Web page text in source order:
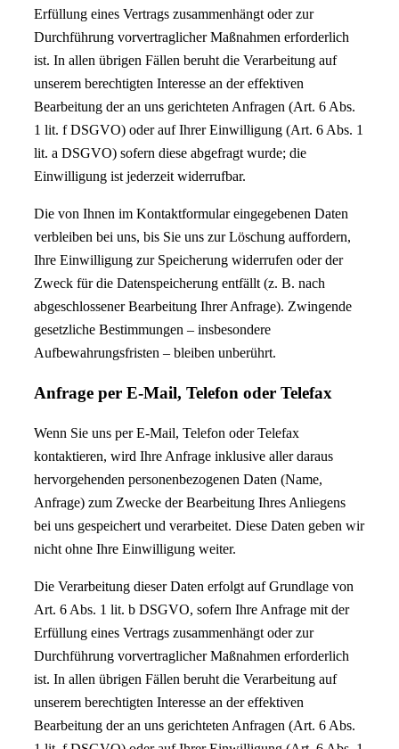
Erfüllung eines Vertrags zusammenhängt oder zur
Durchführung vorvertraglicher Maßnahmen erforderlich
ist. In allen übrigen Fällen beruht die Verarbeitung auf
unserem berechtigten Interesse an der effektiven
Bearbeitung der an uns gerichteten Anfragen (Art. 6 Abs.
1 lit. f DSGVO) oder auf Ihrer Einwilligung (Art. 6 Abs. 1
lit. a DSGVO) sofern diese abgefragt wurde; die
Einwilligung ist jederzeit widerrufbar.
Die von Ihnen im Kontaktformular eingegebenen Daten
verbleiben bei uns, bis Sie uns zur Löschung auffordern,
Ihre Einwilligung zur Speicherung widerrufen oder der
Zweck für die Datenspeicherung entfällt (z. B. nach
abgeschlossener Bearbeitung Ihrer Anfrage). Zwingende
gesetzliche Bestimmungen – insbesondere
Aufbewahrungsfristen – bleiben unberührt.
Anfrage per E-Mail, Telefon oder Telefax
Wenn Sie uns per E-Mail, Telefon oder Telefax
kontaktieren, wird Ihre Anfrage inklusive aller daraus
hervorgehenden personenbezogenen Daten (Name,
Anfrage) zum Zwecke der Bearbeitung Ihres Anliegens
bei uns gespeichert und verarbeitet. Diese Daten geben wir
nicht ohne Ihre Einwilligung weiter.
Die Verarbeitung dieser Daten erfolgt auf Grundlage von
Art. 6 Abs. 1 lit. b DSGVO, sofern Ihre Anfrage mit der
Erfüllung eines Vertrags zusammenhängt oder zur
Durchführung vorvertraglicher Maßnahmen erforderlich
ist. In allen übrigen Fällen beruht die Verarbeitung auf
unserem berechtigten Interesse an der effektiven
Bearbeitung der an uns gerichteten Anfragen (Art. 6 Abs.